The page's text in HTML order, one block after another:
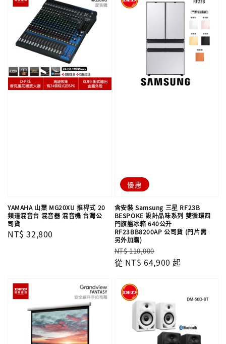
YAMAHA 山葉 MG20XU 推桿式 20
頻道混音台 混音器 混音機 台灣公
司貨
Regular
NT$ 32,800
優惠
含安裝 Samsung 三星 RF23B
BESPOKE 設計品味系列 雙循環四
門旗艦冰箱 640公升
RF23BB8200AP 公司貨 (門片需
另外加購)
Regular
price
NT$ 110,000
price
從 NT$ 64,900 起